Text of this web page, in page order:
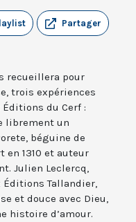
Partager
recueillera pour
trois expériences
du Cerf :
librement un
béguine de
en 1310 et auteur
Julien Leclercq,
Tallandier,
et douce avec Dieu,
histoire d’amour.